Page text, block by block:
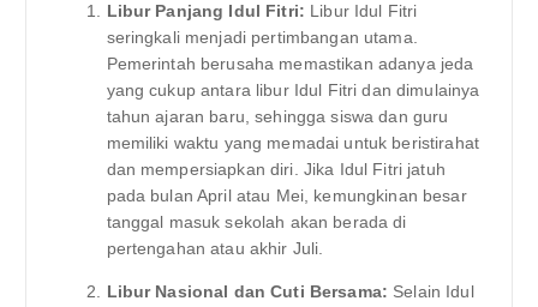
Libur Panjang Idul Fitri: Libur Idul Fitri
seringkali menjadi pertimbangan utama.
Pemerintah berusaha memastikan adanya jeda
yang cukup antara libur Idul Fitri dan dimulainya
tahun ajaran baru, sehingga siswa dan guru
memiliki waktu yang memadai untuk beristirahat
dan mempersiapkan diri. Jika Idul Fitri jatuh
pada bulan April atau Mei, kemungkinan besar
tanggal masuk sekolah akan berada di
pertengahan atau akhir Juli.
Libur Nasional dan Cuti Bersama: Selain Idul